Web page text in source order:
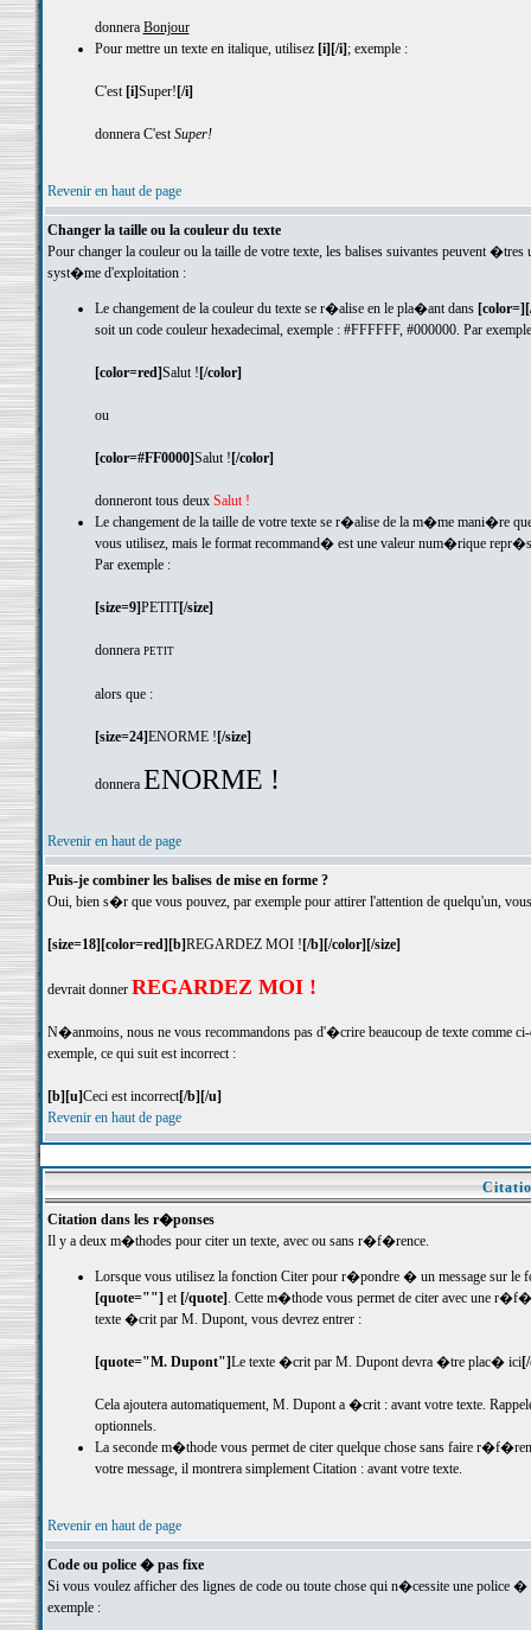
donnera Bonjour
Pour mettre un texte en italique, utilisez [i][/i] ; exemple :
C'est [i]Super! [/i]
donnera C'estSuper!
Revenir en haut de page
Changer la taille ou la couleur du texte
Pour changer la couleur ou la taille de votre texte, les balises suivantes peuvent
syst�me d'exploitation :
Le changement de la couleur du texte se r�alise en le pla�ant dans
soit un code couleur hexadecimal, exemple : #FFFFFF, #000000. Par
[color=red]Salut ! [/color]
ou
[color=#FF0000]Salut ! [/color]
donneront tous deux Salut !
Le changement de la taille de votre texte se r�alise de la m�me mani�re
vous utilisez, mais le format recommand� est une valeur num�rique
Par exemple :
[size=9]PETIT[/size]
donnera PETIT
alors que :
[size=24]ENORME ! [/size]
donnera ENORME !
Revenir en haut de page
Puis-je combiner les balises de mise en forme ?
Oui, bien s�r que vous pouvez, par exemple pour attirer l'attention de quelqu'un,
[size=18][color=red][b]REGARDEZ MOI ! [/b][/color][/size]
devrait donner REGARDEZ MOI !
N�anmoins, nous ne vous recommandons pas d'�crire beaucoup de texte comme
exemple, ce qui suit est incorrect :
[b][u]Ceci est incorrect[/b][/u]
Revenir en haut de page
Citation dans les r�ponses
Il y a deux m�thodes pour citer un texte, avec ou sans r�f�rence.
Lorsque vous utilisez la fonction Citer pour r�pondre � un message sur le
[quote=""] et [/quote] . Cette m�thode vous permet de citer avec une
texte �crit par M. Dupont, vous devrez entrer :
[quote="M. Dupont"]Le texte �crit par M. Dupont devra �tre plac� ici
Cela ajoutera automatiquement, M. Dupont a �crit : avant votre texte.
optionnels.
La seconde m�thode vous permet de citer quelque chose sans faire
votre message, il montrera simplement Citation : avant votre texte.
Revenir en haut de page
Code ou police � pas fixe
Si vous voulez afficher des lignes de code ou toute chose qui n�cessite une police
exemple :